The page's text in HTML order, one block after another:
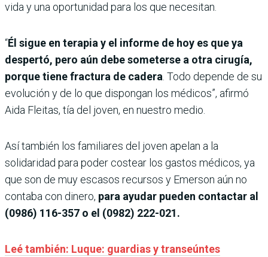
vida y una oportunidad para los que necesitan.
“Él sigue en terapia y el informe de hoy es que ya
despertó, pero aún debe someterse a otra cirugía,
porque tiene fractura de cadera . Todo depende de su
evolución y de lo que dispongan los médicos”, afirmó
Aida Fleitas, tía del joven, en nuestro medio.
Así también los familiares del joven apelan a la
solidaridad para poder costear los gastos médicos, ya
que son de muy escasos recursos y Emerson aún no
contaba con dinero, para ayudar pueden contactar al
(0986) 116-357 o el (0982) 222-021.
Leé también: Luque: guardias y transeúntes